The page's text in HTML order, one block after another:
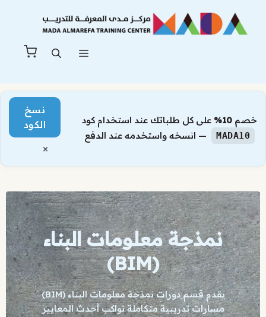
المحتوى
خصم 10% على كل طلباتك عند استخدام كود
MADA10 — انسخه واستخدمه عند الدفع
نسخ
الكود
×
نمذجة معلومات البناء
(BIM)
يقدم قسم دورات نمذجة معلومات البناء (BIM)
مسارات تدريبية متكاملة تواكب أحدث المعايير